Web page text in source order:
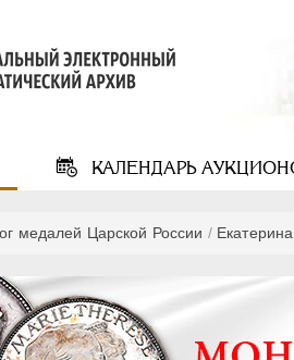
КАЛЕНДАРЬ
медалей Царской России /